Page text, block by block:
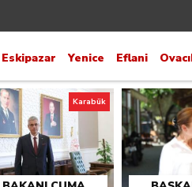
Eskipazar Yenice Eflani
Karabük